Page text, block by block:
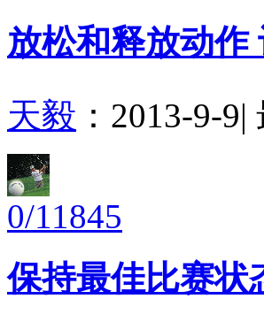
放松和释放动作
天毅 ： 2013-9-9|
0/11845
保持最佳比赛状